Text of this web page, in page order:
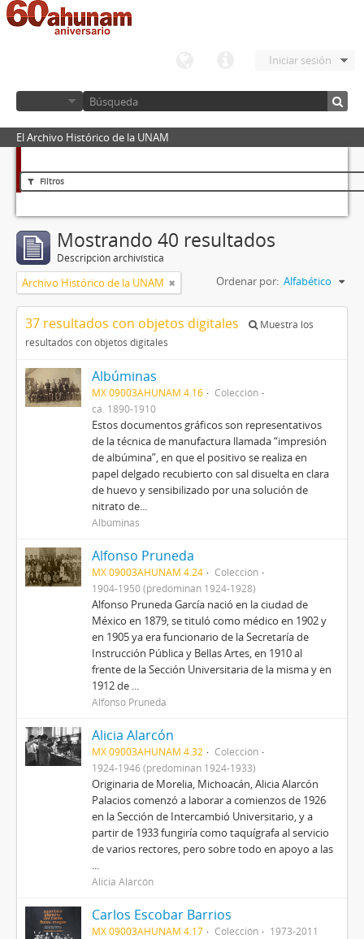
Iniciar sesión
El Archivo Histórico de la UNAM
Filtros
Mostrando 40 resultados
Descripción archivística
Archivo Histórico de la UNAM Ordenar por: Alfabético
37 resultados con objetos digitales
Muestra los
resultados con objetos digitales
Albúminas
MX 09003AHUNAM 4.16
Colección
ca. 1890-1910
Estos documentos gráficos son representativos
de la técnica de manufactura llamada “impresión
de albúmina”, en que el positivo se realiza en
papel delgado recubierto con sal disuelta en clara
de huevo y sensibilizado por una solución de
nitrato de...
Albúminas
Alfonso Pruneda
MX 09003AHUNAM 4.24
Colección
1904-1950 (predominan 1924-1928)
Alfonso Pruneda García nació en la ciudad de
México en 1879, se tituló como médico en 1902 y
en 1905 ya era funcionario de la Secretaría de
Instrucción Pública y Bellas Artes, en 1910 al
frente de la Sección Universitaria de la misma y en
1912 de ...
Alfonso Pruneda
Alicia Alarcón
MX 09003AHUNAM 4.32
Colección
1924-1946 (predominan 1924-1933)
Originaria de Morelia, Michoacán, Alicia Alarcón
Palacios comenzó a laborar a comienzos de 1926
en la Sección de Intercambió Universitario, y a
partir de 1933 fungiría como taquígrafa al servicio
de varios rectores, pero sobre todo en apoyo a las
...
Alicia Alarcón
Carlos Escobar Barrios
MX 09003AHUNAM 4.17 Colección 1973-2011